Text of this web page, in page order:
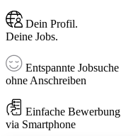
Dein Profil.
Deine Jobs.
Entspannte Jobsuche
ohne Anschreiben
Einfache Bewerbung
via Smartphone